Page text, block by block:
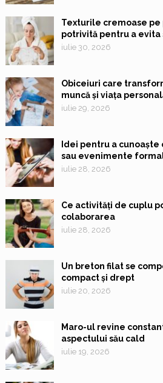
Texturile cremoase pe
potrivită pentru a
iulie 30, 2026
Obiceiuri care
muncă și viața
iulie 29, 2026
Idei pentru a
sau evenimente
iulie 28, 2026
Ce activități de cuplu
colaborarea
iulie 28, 2026
Un breton filat se
compact și drept
iulie 20, 2026
Maro-ul revine
aspectului său cald
iulie 19, 2026